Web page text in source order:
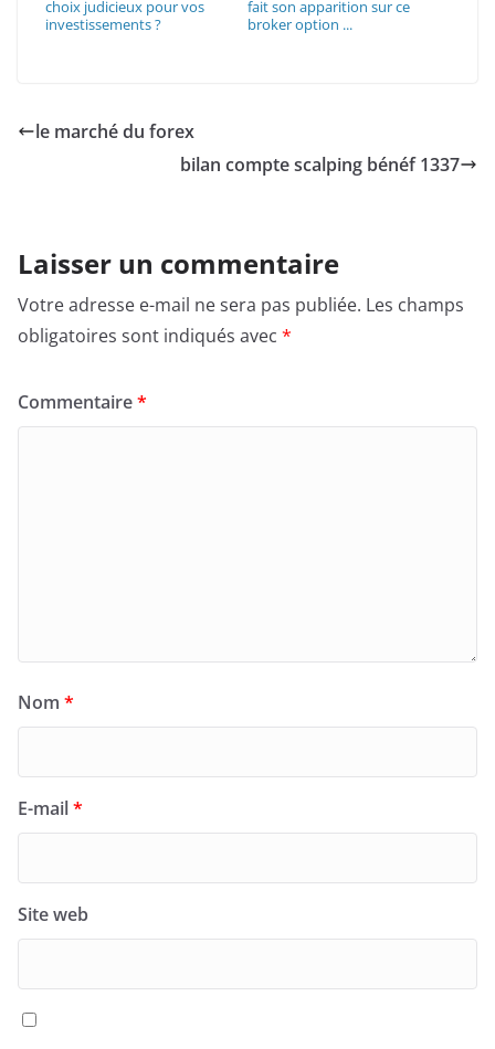
choix judicieux pour vos
investissements ?
fait son apparition sur ce
broker option ...
le marché du forex
bilan compte scalping bénéf 1337
Laisser un commentaire
Votre adresse e-mail ne sera pas publiée. Les champs
obligatoires sont indiqués avec *
Commentaire*
Nom *
E-mail*
Site web